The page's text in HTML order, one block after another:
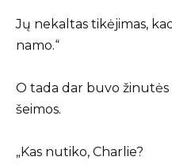
Jų nekaltas tikėjimas,
namo.“
O tada dar buvo žinutės
šeimos.
„Kas nutiko, Charlie?